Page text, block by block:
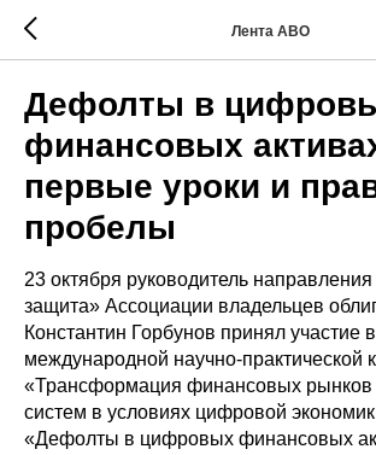
Лента АВО
Дефолты в
финансовых
первые уроки и
пробелы
23 октября руководитель
защита» Ассоциации владельцев
Константин Горбунов принял участие
международной научно-практической
«Трансформация финансовых
систем в условиях цифровой
«Дефолты в цифровых финансовых